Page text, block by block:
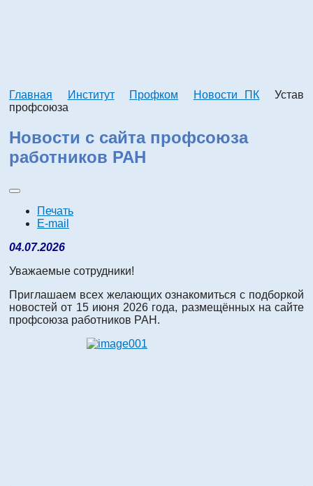
Главная Институт Профком Новости ПК
Устав
профсоюза
Новости с сайта профсоюза
работников РАН
Печать
E-mail
04.07.2026
Уважаемые сотрудники!
Приглашаем всех желающих ознакомиться с подборкой
новостей от 15 июня 2026 года, размещённых на сайте
профсоюза работников РАН.